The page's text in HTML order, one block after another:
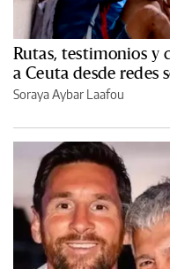
Rutas, testimonios y
a Ceuta desde redes
Soraya Aybar Laafou